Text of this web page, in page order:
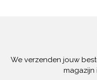
We verzenden jouw
magazijn